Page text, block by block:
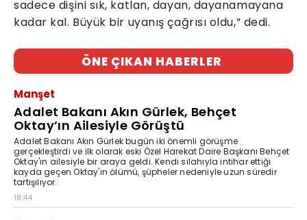
sadece dişini sık, katlan, dayan, dayanamayana
kadar kal. Büyük bir uyanış çağrısı oldu,” dedi.
ÖNE ÇIKAN HABERLER
Manşet
Adalet Bakanı Akın Gürlek, Behçet
Oktay’ın Ailesiyle Görüştü
Adalet Bakanı Akın Gürlek bugün iki önemli görüşme
gerçekleştirdi ve ilk olarak eski Özel Harekat Daire Başkanı Behçet
Oktay'ın ailesiyle bir araya geldi. Kendi silahıyla intihar ettiği
kayda geçen Oktay'ın ölümü, şüpheler nedeniyle uzun süredir
tartışılıyor.
18:44